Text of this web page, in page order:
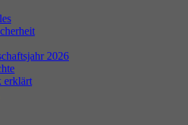
2026
erklärt